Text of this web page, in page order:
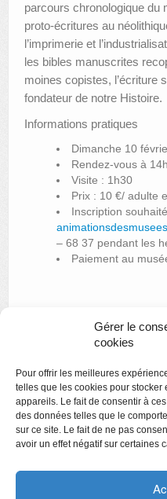
Gérer le
cookies
Pour offrir les meilleures
telles que les cookies pour
appareils. Le fait de consentir à
des données telles que le
sur ce site. Le fait de ne pas
avoir un effet négatif sur certaines
parcours chronologique du
proto-écritures au
l’imprimerie et
les bibles manuscrites
moines copistes, l’écriture
fondateur de notre Histoire.
Informations pratiques
Dimanche 10
Rendez-vous à
Visite : 1h30
Prix : 10 €/ adulte
Inscription
– 68 37 pendant les
Paiement au
Visite thématique de
Café littéraire italien
Copyright
Politique de confidentialité
Chartes des engagements des